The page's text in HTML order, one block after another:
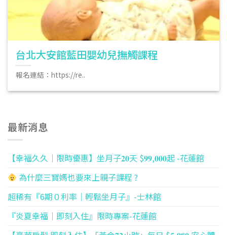
台北大安館藍田嬰幼兒撫觸課程
報名連結：https://re..
最新消息
【幸福久久｜限時優惠】坐月子𝟐𝟎天 $𝟗𝟗,𝟎𝟎𝟎起 -花蓮館
為什麼三寶媽也要來上親子課程 ?
超稀有『6期０利率｜輕鬆坐月子』-士林館
『炎夏幸福｜即刻入住』限時專案-花蓮館